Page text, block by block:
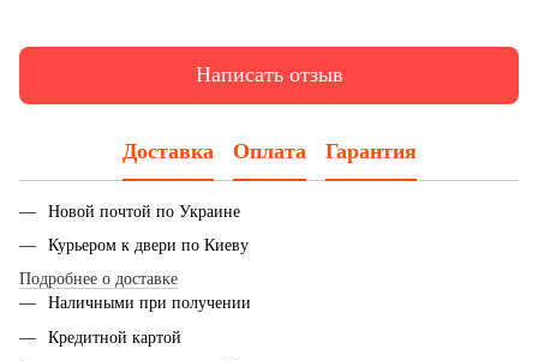
Написать отзыв
Доставка Оплата Гарантия
Новой почтой по Украине
Курьером к двери по Киеву
Подробнее о доставке
Наличными при получении
Кредитной картой